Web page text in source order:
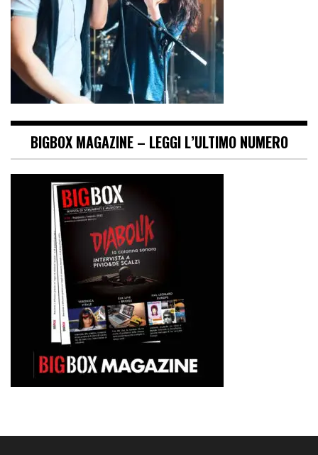
BIGBOX MAGAZINE – LEGGI L’ULTIMO NUMERO